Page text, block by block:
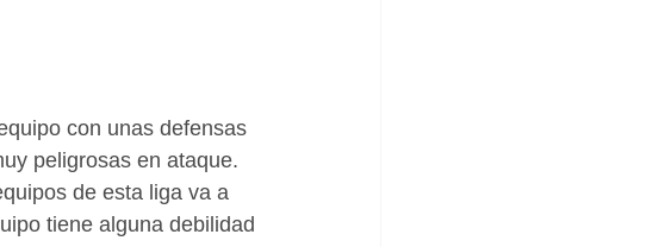
con unas defensas
peligrosas en ataque.
de esta liga va a
tiene alguna debilidad